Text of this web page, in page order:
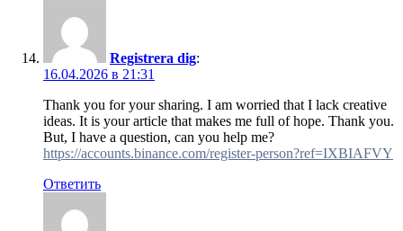
Registrera dig:
16.04.2026 в 21:31
Thank you for your sharing. I am worried that I lack creative
ideas. It is your article that makes me full of hope. Thank you.
But, I have a question, can you help me?
https://accounts.binance.com/register-person?ref=IXBIAFVY
Ответить